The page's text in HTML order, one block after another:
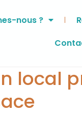
nous ?
local